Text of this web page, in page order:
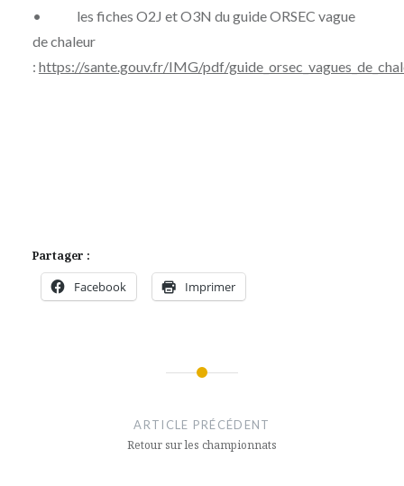
• les fiches O2J et O3N du guide ORSEC vague
de chaleur
: https://sante.gouv.fr/IMG/pdf/
Partager :
Facebook Imprimer
ARTICLE PRÉCÉDENT
Retour sur les championnats